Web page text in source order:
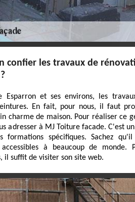
confier les travaux de
Esparron et ses environs, les
En fait, pour nous, il faut
charme de maison. Pour réaliser ce
adresser à MJ Toiture facade. C'est
formations spécifiques. Sachez
à beaucoup de monde.
il suffit de visiter son site web.